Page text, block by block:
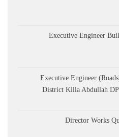
Executive Engineer
Executive Engineer
District Killa Abdullah
Director Works